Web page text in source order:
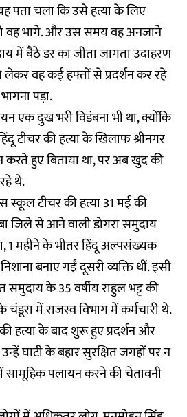
पता चला कि उसे हत्या के लिए
वह भागे. और उस समय वह अनजाने
में बैठे डर का जीता जागता उदाहरण
वह कई हफ्तों से प्रदर्शन कर रहे
पड़ा.
एक दुख भरी विडंबना भी था, क्योंकि
टीचर की हत्या के खिलाफ श्रीनगर
करते हुए बिताया था, पर अब खुद की
थे.
स्कूल टीचर की हत्या 31 मई की
जिले से आने वाली डोगरा समुदाय
, 1 महीने के भीतर हिंदू अल्पसंख्यक
बनाए गईं दूसरी व्यक्ति थीं. इसी
समुदाय के 35 वर्षीय राहुल भट्ट की
में राजस्व विभाग में कर्मचारी थे.
हत्या के बाद शुरू हुए प्रदर्शन और
घाटी के बहार सुरक्षित जगहों पर न
सामूहिक पलायन करने की चेतावनी